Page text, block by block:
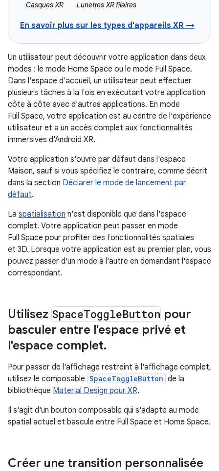
Casques XR Lunettes XR filaires
En savoir plus sur les types d'appareils XR →
Un utilisateur peut découvrir votre application dans deux
modes : le mode Home Space ou le mode Full Space.
Dans l'espace d'accueil, un utilisateur peut effectuer
plusieurs tâches à la fois en exécutant votre application
côte à côte avec d'autres applications. En mode
Full Space, votre application est au centre de l'expérience
utilisateur et a un accès complet aux fonctionnalités
immersives d'Android XR.
Votre application s'ouvre par défaut dans l'espace
Maison, sauf si vous spécifiez le contraire, comme décrit
dans la section Déclarer le mode de lancement par
défaut.
La spatialisation n'est disponible que dans l'espace
complet. Votre application peut passer en mode
Full Space pour profiter des fonctionnalités spatiales
et 3D. Lorsque votre application est au premier plan, vous
pouvez passer d'un mode à l'autre en demandant l'espace
correspondant.
Utilisez SpaceToggleButton pour
basculer entre l'espace privé et
l'espace complet.
Pour passer de l'affichage restreint à l'affichage complet,
utilisez le composable SpaceToggleButton de la
bibliothèque Material Design pour XR.
Il s'agit d'un bouton composable qui s'adapte au mode
spatial actuel et bascule entre Full Space et Home Space.
Créer une transition personnalisée